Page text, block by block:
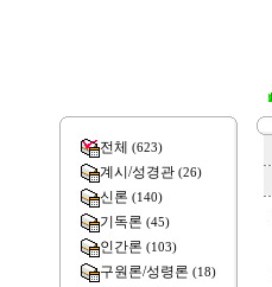
전체 (623)
계시/성경관 (26)
신론 (140)
기독론 (45)
인간론 (103)
구원론/성령론 (18)